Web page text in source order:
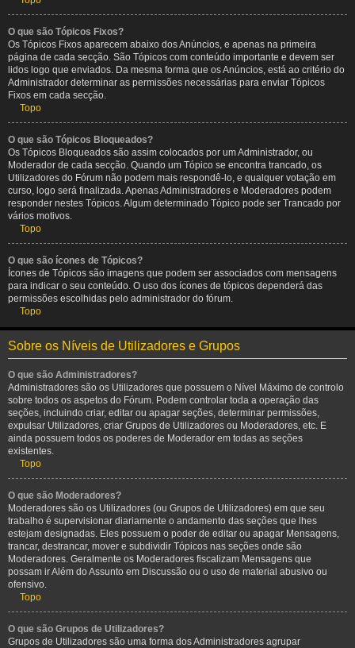
O que são Tópicos Fixos?
Os Tópicos Fixos aparecem abaixo dos Anúncios, e apenas na primeira
página de cada secção. São Tópicos com conteúdo importante e devem ser
lidos logo que enviados. Da mesma forma que os Anúncios, está ao critério do
Administrador determinar as permissões necessárias para enviar Tópicos
Fixos em cada secção.
Topo
O que são Tópicos Bloqueados?
Os Tópicos Bloqueados são assim colocados por um Administrador, ou
Moderador de cada secção. Quando um Tópico se encontra trancado, os
Utilizadores do Fórum não podem mais respondê-lo, e qualquer votação em
curso, logo será finalizada. Apenas Administradores e Moderadores podem
responder nestes Tópicos. Algum determinado Tópico pode ser Trancado por
vários motivos.
Topo
O que são ícones de Tópicos?
Ícones de Tópicos são imagens que podem ser associados com mensagens
para indicar o seu conteúdo. O uso dos ícones de tópicos dependerá das
permissões escolhidas pelo administrador do fórum.
Topo
Sobre os Níveis de Utilizadores e Grupos
O que são Administradores?
Administradores são os Utilizadores que possuem o Nível Máximo de controlo
sobre todos os aspetos do Fórum. Podem controlar toda a operação das
seções, incluindo criar, editar ou apagar seções, determinar permissões,
expulsar Utilizadores, criar Grupos de Utilizadores ou Moderadores, etc. E
ainda possuem todos os poderes de Moderador em todas as seções
existentes.
Topo
O que são Moderadores?
Moderadores são os Utilizadores (ou Grupos de Utilizadores) em que seu
trabalho é supervisionar diariamente o andamento das seções que lhes
estejam designadas. Eles possuem o poder de editar ou apagar Mensagens,
trancar, destrancar, mover e subdividir Tópicos nas seções onde são
Moderadores. Geralmente os Moderadores fiscalizam Mensagens que
possam ir Além do Assunto em Discussão ou o uso de material abusivo ou
ofensivo.
Topo
O que são Grupos de Utilizadores?
Grupos de Utilizadores são uma forma dos Administradores agrupar